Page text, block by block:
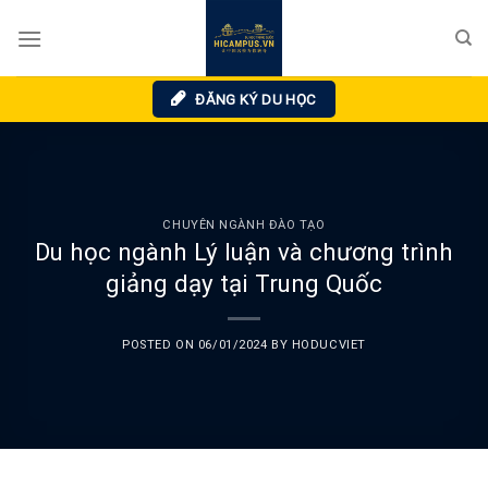
ĐĂNG KÝ DU HỌC
CHUYÊN NGÀNH ĐÀO TẠO
Du học ngành Lý luận và chương trình
giảng dạy tại Trung Quốc
POSTED ON 06/01/2024 BY HODUCVIET